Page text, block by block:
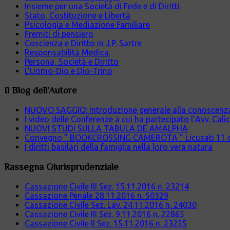
Insieme per una Società di Fede e di Diritti
Stato, Costituzione e Libertà
Psicologia e Mediazione Familiare
Fremiti di pensiero
Coscienza e Diritto in J.P. Sartre
Responsabilità Medica.
Persona, Società e Diritto
L’Uomo-Dio e Dio-Trino
Il Blog dell’Autore
NUOVO SAGGIO: Introduzione generale alla
I video delle Conferenze a cui ha partecipato l’Avv.
NUOVI STUDI SULLA TABULA DE AMALPHA
Convegno ” BOOKCROSSING CAMEROTA ” Licusati
I diritti basilari della famiglia nella loro vera natura
Rassegna Giurisprudenziale
Cassazione Civile III Sez. 15.11.2016 n. 23214
Cassazione Penale 28.11.2016 n. 50329
Cassazione Civile Sez. Lav. 24.11.2016 n. 24030
Cassazione Civile III Sez. 9.11.2016 n. 22865
Cassazione Civile II Sez. 15.11.2016 n. 23255